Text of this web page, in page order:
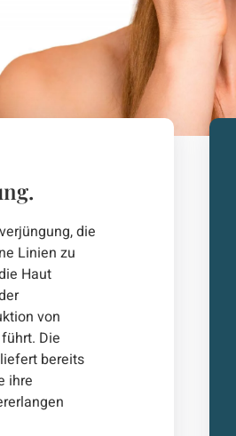
die
Linien zu
Haut
von
Die
bereits
ihre